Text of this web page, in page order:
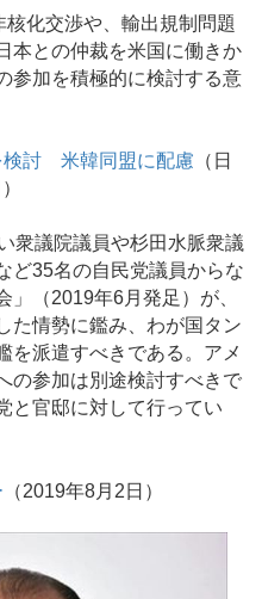
化交渉や、輸出規制問題
本との仲裁を米国に働きか
参加を積極的に検討する意
検討 米韓同盟に配慮 （日
衆議院議員や杉田水脈衆議
ど35名の自民党議員からな
」（2019年6月発足）が、
た情勢に鑑み、わが国タン
を派遣すべきである。アメ
の参加は別途検討すべきで
と官邸に対して行ってい
（2019年8月2日）